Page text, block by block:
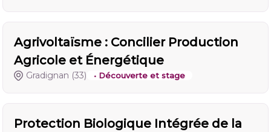
Agrivoltaïsme : Concilier Production
Agricole et Énergétique
Gradignan (33) • Découverte et stage
Protection Biologique Intégrée de la